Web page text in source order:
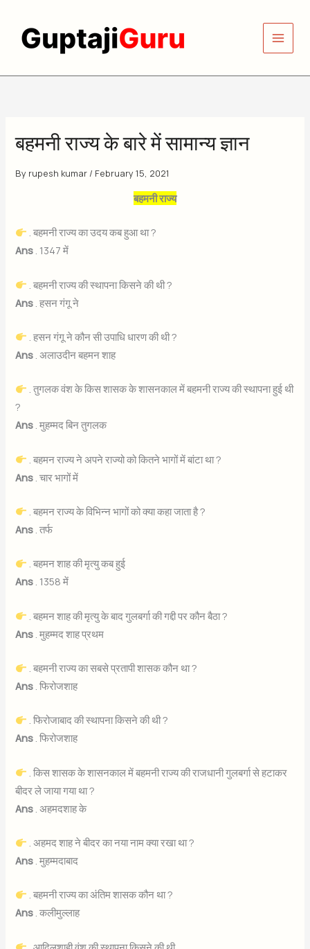
content
बहमनी राज्य के बारे में सामान्य ज्ञान
By rupesh kumar / February 15, 2021
बहमनी राज्य
. बहमनी राज्य का उदय कब हुआ था ?
Ans . 1347 में
. बहमनी राज्य की स्थापना किसने की थी ?
Ans . हसन गंगू ने
. हसन गंगू ने कौन सी उपाधि धारण की थी ?
Ans . अलाउदीन बहमन शाह
. तुगलक वंश के किस शासक के शासनकाल में बहमनी राज्य की स्थापना हुई थी
?
Ans . मुहम्मद बिन तुगलक
. बहमन राज्य ने अपने राज्यो को कितने भागों में बांटा था ?
Ans . चार भागों में
. बहमन राज्य के विभिन्न भागों को क्या कहा जाता है ?
Ans . तर्फ
. बहमन शाह की मृत्यु कब हुई
Ans . 1358 में
. बहमन शाह की मृत्यु के बाद गुलबर्गा की गद्दी पर कौन बैठा ?
Ans . मुहम्मद शाह प्रथम
. बहमनी राज्य का सबसे प्रतापी शासक कौन था ?
Ans . फिरोजशाह
. फिरोजाबाद की स्थापना किसने की थी ?
Ans . फिरोजशाह
. किस शासक के शासनकाल में बहमनी राज्य की राजधानी गुलबर्गा से हटाकर
बीदर ले जाया गया था ?
Ans . अहमदशाह के
. अहमद शाह ने बीदर का नया नाम क्या रखा था ?
Ans . मुहम्मदाबाद
. बहमनी राज्य का अंतिम शासक कौन था ?
Ans . कलीमुल्लाह